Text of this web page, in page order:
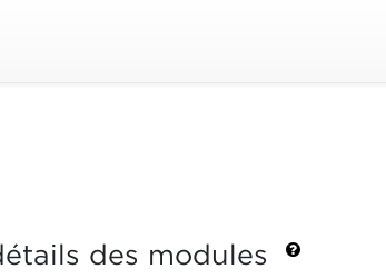
des modules